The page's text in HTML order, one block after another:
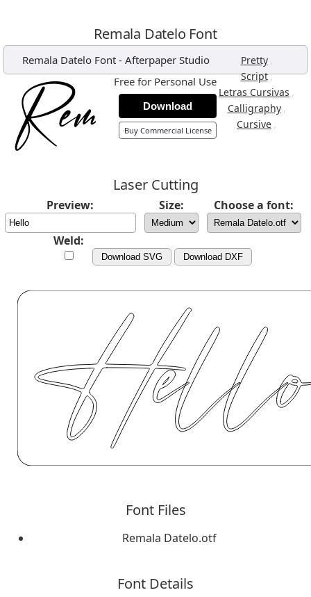
Remala Datelo Font
Remala Datelo Font- Afterpaper Studio Pretty ,
Script,
Letras Cursivas ,
Calligraphy ,
Cursive ,
Free for Personal Use
Download
Buy Commercial License
Laser Cutting
Preview: Size: Choose a font:
Weld:
Download SVG Download DXF
Font Files
Remala Datelo.otf
Font Details